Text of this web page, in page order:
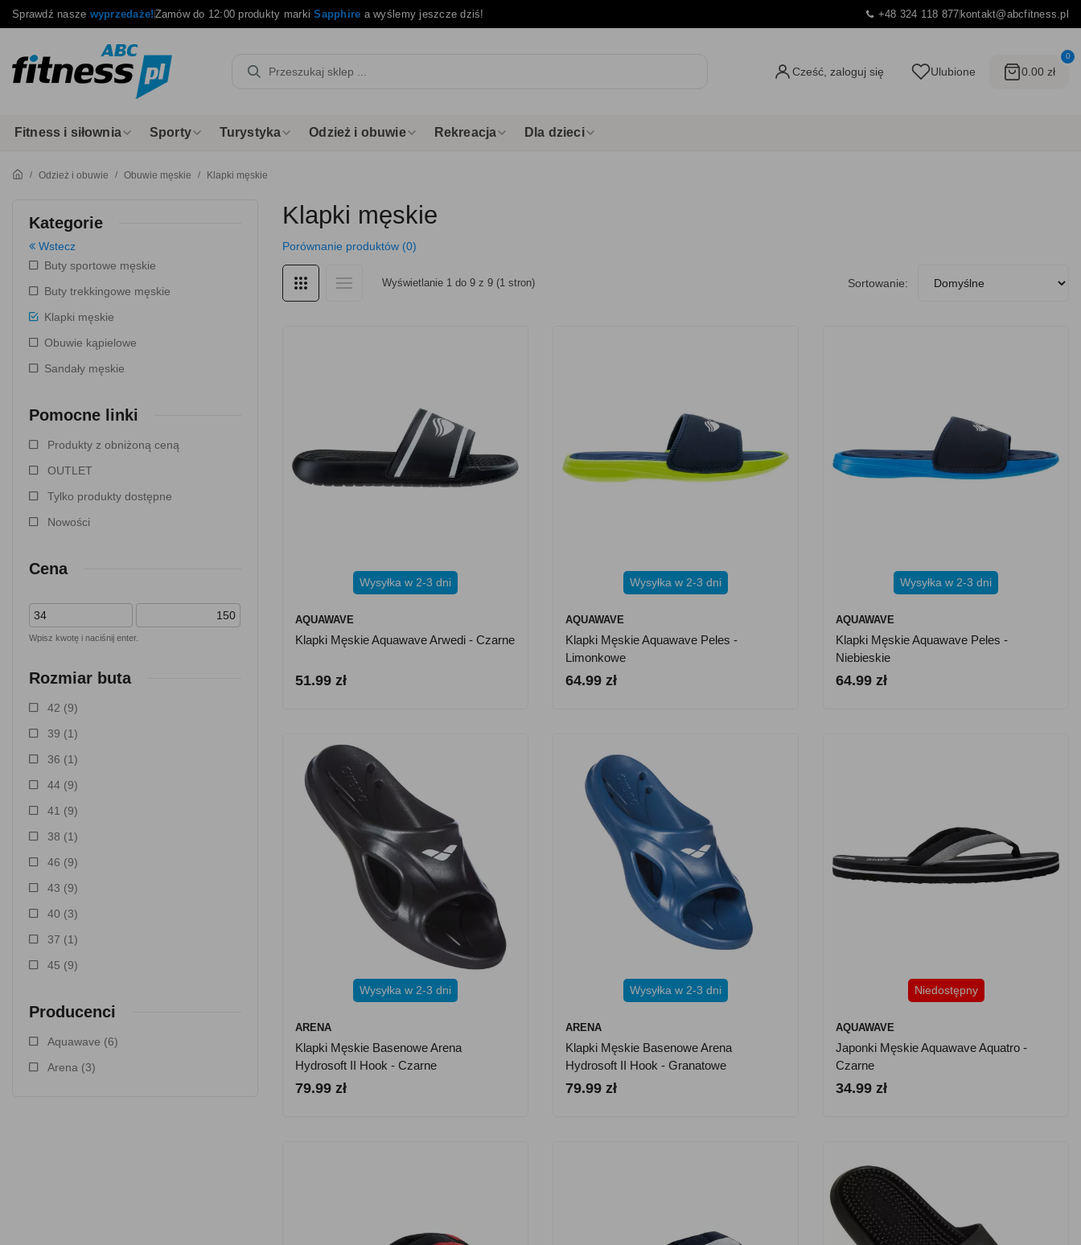
Sprawdź nasze wyprzedaże!Zamów do 12:00 produkty markiSapphire a wyślemy jeszcze dziś! +48 324 118 877kontakt@abcfitness.pl
Cześć, zaloguj się Ulubione
0
0.00 zł
Fitness i siłownia Sporty Turystyka Odzież i obuwie Rekreacja Dla dzieci
Odzież i obuwie Obuwie męskie Klapki męskie
Kategorie
Wstecz
Buty sportowe męskie
Buty trekkingowe męskie
Klapki męskie
Obuwie kąpielowe
Sandały męskie
Pomocne linki
Produkty z obniżoną ceną
OUTLET
Tylko produkty dostępne
Nowości
Cena
Wpisz kwotę i naciśnij enter.
Rozmiar buta
42 (9)
39 (1)
36 (1)
44 (9)
41 (9)
38 (1)
46 (9)
43 (9)
40 (3)
37 (1)
45 (9)
Producenci
Aquawave (6)
Arena (3)
Klapki męskie
Porównanie produktów (0)
Wyświetlanie 1 do 9 z 9 (1 stron) Sortowanie:
Wysyłka w 2-3 dni
AQUAWAVE
Klapki Męskie Aquawave Arwedi - Czarne
51.99 zł
Wysyłka w 2-3 dni
AQUAWAVE
Klapki Męskie Aquawave Peles -
Limonkowe
64.99 zł
Wysyłka w 2-3 dni
AQUAWAVE
Klapki Męskie Aquawave Peles -
Niebieskie
64.99 zł
Wysyłka w 2-3 dni
ARENA
Klapki Męskie Basenowe Arena
Hydrosoft II Hook - Czarne
79.99 zł
Wysyłka w 2-3 dni
ARENA
Klapki Męskie Basenowe Arena
Hydrosoft II Hook - Granatowe
79.99 zł
Niedostępny
AQUAWAVE
Japonki Męskie Aquawave Aquatro -
Czarne
34.99 zł